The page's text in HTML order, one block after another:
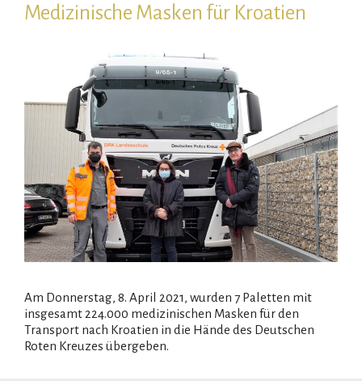
Medizinische Masken für Kroatien
Am Donnerstag, 8. April 2021, wurden 7 Paletten mit
insgesamt 224.000 medizinischen Masken für den
Transport nach Kroatien in die Hände des Deutschen
Roten Kreuzes übergeben.